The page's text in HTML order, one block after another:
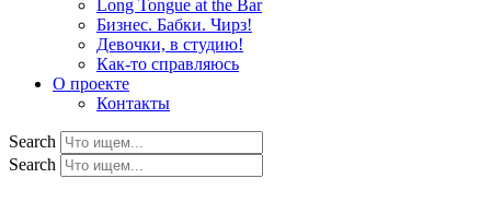
Long Tongue at the Bar
Бизнес. Бабки. Чирз!
Девочки, в студию!
Как-то справляюсь
О проекте
Контакты
Search
Search